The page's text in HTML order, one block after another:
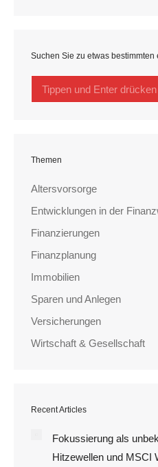
Suchen Sie zu etwas bestimmten
Search:
Themen
Altersvorsorge
Entwicklungen in der
Finanzierungen
Finanzplanung
Immobilien
Sparen und Anlegen
Versicherungen
Wirtschaft & Gesellschaft
Recent Articles
Fokussierung als
Hitzewellen und MSCI